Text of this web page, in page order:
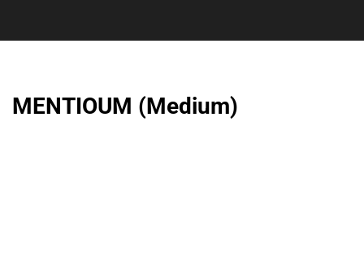
MENTIOUM (Medium)